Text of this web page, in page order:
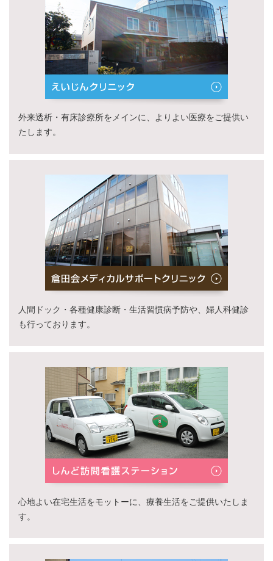
外来透析・有床診療所をメインに、よりよい医療をご提供い
たします。
人間ドック・各種健康診断・生活習慣病予防や、婦人科健診
も行っております。
心地よい在宅生活をモットーに、療養生活をご提供いたしま
す。